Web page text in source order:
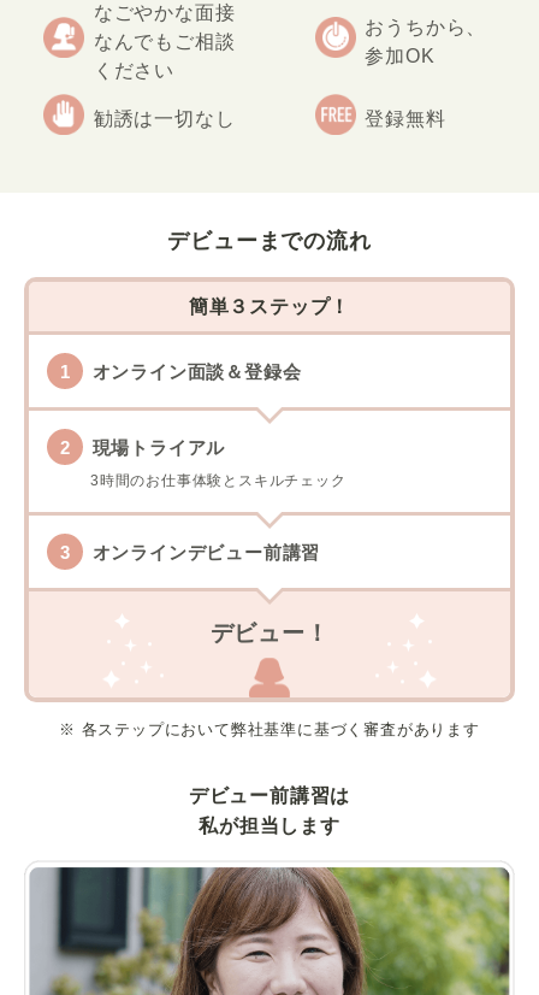
なごやかな面接
なんでもご相談
ください
おうちから、
参加OK
勧誘は一切なし 登録無料
デビューまでの流れ
簡単３ステップ！
オンライン面談＆登録会
現場トライアル
3時間のお仕事体験とスキルチェック
オンラインデビュー前講習
デビュー！
※ 各ステップにおいて弊社基準に基づく審査があります
デビュー前講習は
私が担当します